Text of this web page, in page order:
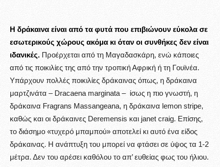
Η δράκαινα είναι από τα φυτά που επιβιώνουν εύκολα σε
εσωτερικούς χώρους ακόμα κι όταν οι συνθήκες δεν είναι
ιδανικές. Προέρχεται από τη Μαγαδασκάρη, ενώ κάποιες
από τις ποικιλίες της από την τροπική Αφρική ή τη Γουϊνέα.
Υπάρχουν πολλές ποικιλίες δράκαινας όπως, η δράκαινα
μαρτζινάτα – Dracaena marginata – ίσως η πιο γνωστή, η
δράκαινα Fragrans Massangeana, η δράκαινα lemon stripe,
καθώς και οι δράκαινες Deremensis και janet craig. Επίσης,
το διάσημο «τυχερό μπαμπού» αποτελεί κι αυτό ένα είδος
δράκαινας. Η ανάπτυξη του μπορεί να φτάσει σε ύψος τα 1-2
μέτρα. Δεν του αρέσει καθόλου το απ’ ευθείας φως του ήλιου.